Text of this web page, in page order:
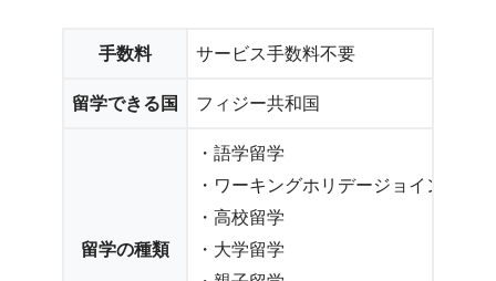
手数料 サービス手数料不要
留学できる国 フィジー共和国
留学の種類
・語学留学
・ワーキングホリデージョイント留
・高校留学
・大学留学